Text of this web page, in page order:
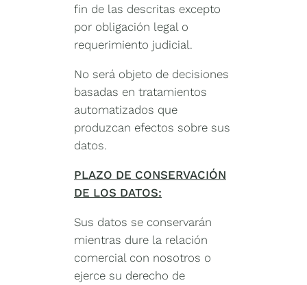
fin de las descritas excepto
por obligación legal o
requerimiento judicial.
No será objeto de decisiones
basadas en tratamientos
automatizados que
produzcan efectos sobre sus
datos.
PLAZO DE CONSERVACIÓN
DE LOS DATOS:
Sus datos se conservarán
mientras dure la relación
comercial con nosotros o
ejerce su derecho de